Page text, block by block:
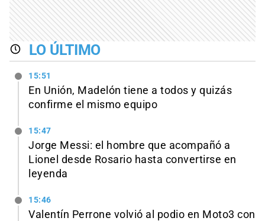
LO ÚLTIMO
15:51
En Unión, Madelón tiene a todos y quizás
confirme el mismo equipo
15:47
Jorge Messi: el hombre que acompañó a
Lionel desde Rosario hasta convertirse en
leyenda
15:46
Valentín Perrone volvió al podio en Moto3 con